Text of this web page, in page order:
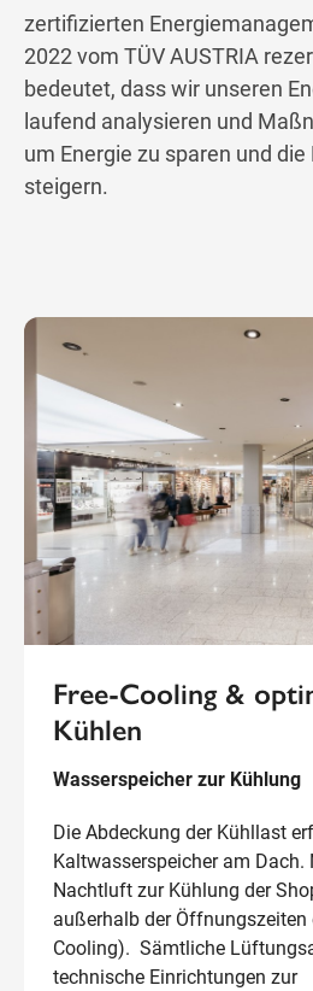
zertifizierten
2022 vom TÜV AUSTRIA
bedeutet, dass wir unseren
laufend analysieren und
um Energie zu sparen und
steigern.
Free-Cooling &
Kühlen
Wasserspeicher zur Kühlung
Die Abdeckung der Kühllast
Kaltwasserspeicher am
Nachtluft zur Kühlung der
außerhalb der Öffnungszeiten
Cooling). Sämtliche
technische Einrichtungen zur